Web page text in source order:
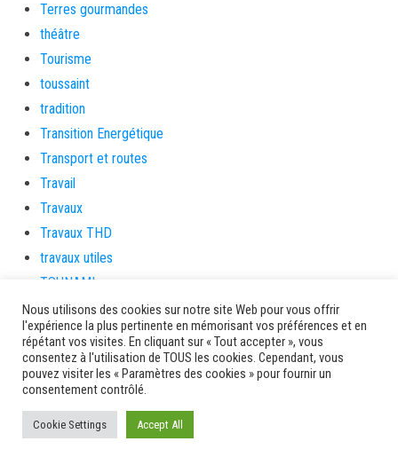
Terres gourmandes
théâtre
Tourisme
toussaint
tradition
Transition Energétique
Transport et routes
Travail
Travaux
Travaux THD
travaux utiles
TSUNAMI
TZCLD
uncategorized
Venir en Martinique
Video
vidététladjéko
Vie Municipale
Nous utilisons des cookies sur notre site Web pour vous offrir
l'expérience la plus pertinente en mémorisant vos préférences et en
répétant vos visites. En cliquant sur « Tout accepter », vous
consentez à l'utilisation de TOUS les cookies. Cependant, vous
pouvez visiter les « Paramètres des cookies » pour fournir un
consentement contrôlé.
Cookie Settings Accept All